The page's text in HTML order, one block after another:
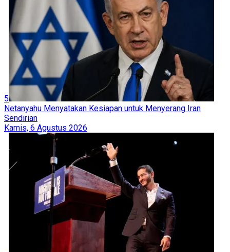
5
Netanyahu Menyatakan Kesiapan untuk Menyerang Iran
Sendirian
Kamis, 6 Agustus 2026